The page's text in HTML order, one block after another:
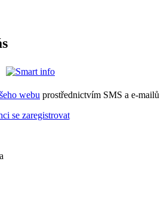
webu prostřednictvím SMS a e-mailů
se zaregistrovat